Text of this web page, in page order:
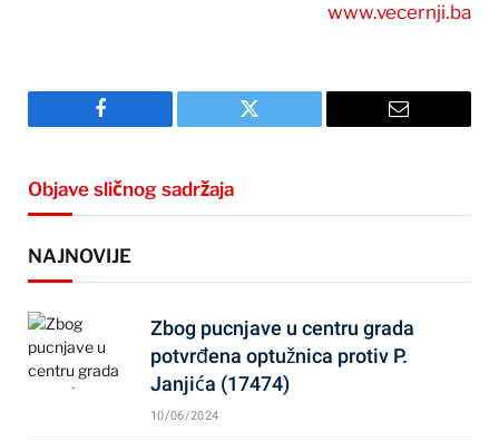
www.vecernji.ba
Facebook Twitter Email
Objave sličnog sadržaja
NAJNOVIJE
Zbog pucnjave u centru grada
potvrđena optužnica protiv P.
Janjića (17474)
10/06/2024